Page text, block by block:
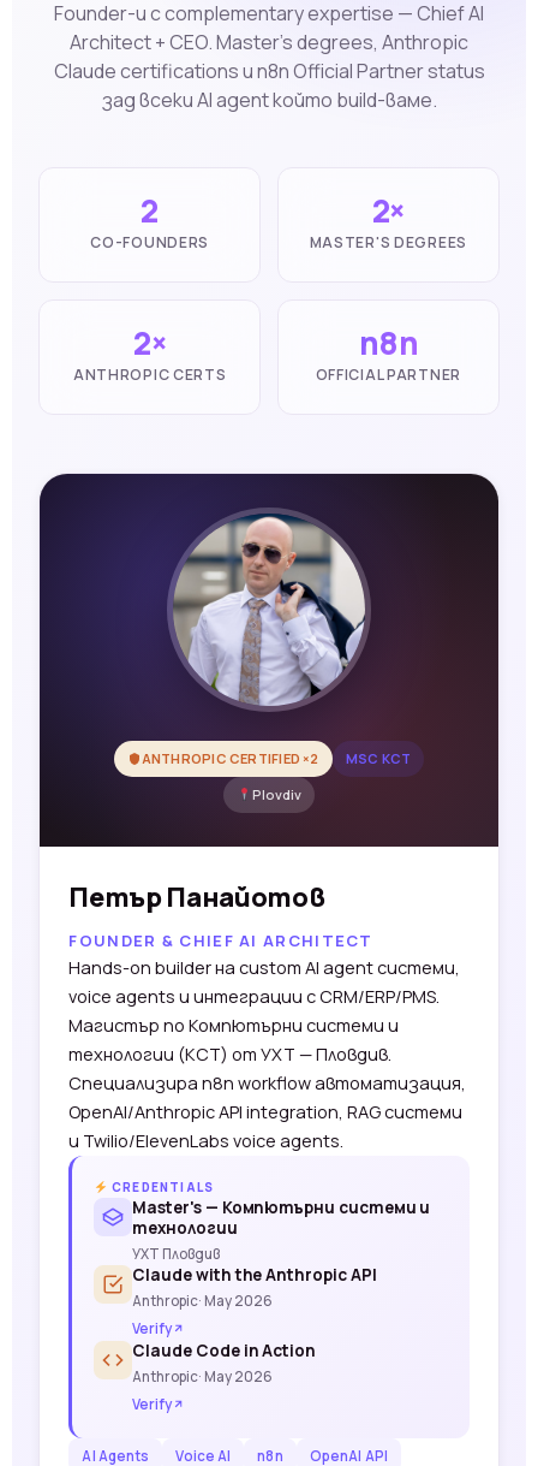
Founder-и с complementary expertise — Chief AI
Architect + CEO. Master's degrees, Anthropic
Claude certifications и n8n Official Partner status
зад всеки AI agent който build-ваме.
2
CO-FOUNDERS
2×
MASTER'S DEGREES
2×
ANTHROPIC CERTS
n8n
OFFICIAL PARTNER
ANTHROPIC CERTIFIED ×2
MSC КСТ
Plovdiv
Петър Панайотов
FOUNDER & CHIEF AI ARCHITECT
Hands-on builder на custom AI agent системи,
voice agents и интеграции с CRM/ERP/PMS.
Магистър по Компютърни системи и
технологии (КСТ) от УХТ — Пловдив.
Специализира n8n workflow автоматизация,
OpenAI/Anthropic API integration, RAG системи
и Twilio/ElevenLabs voice agents.
CREDENTIALS
Master's — Компютърни системи и
технологии
УХТ Пловдив
Claude with the Anthropic API
Anthropic· May 2026
Verify
Claude Code in Action
Anthropic· May 2026
Verify
AI Agents Voice AI n8n
OpenAI API